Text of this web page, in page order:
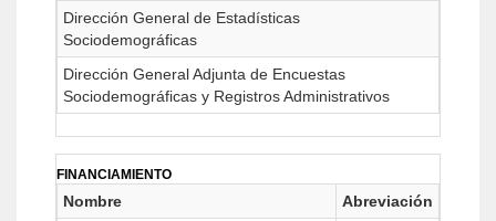
Dirección General de Estadísticas
Sociodemográficas
Dirección General Adjunta de Encuestas
Sociodemográficas y Registros Administrativos
FINANCIAMIENTO
Nombre
Abreviación